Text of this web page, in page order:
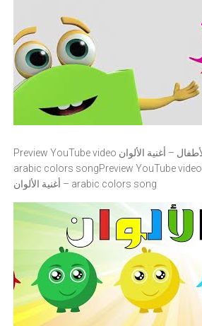
Preview YouTube video أنشودة الألوان للأطفال – أغنية الألوان –
arabic colors songPreview YouTube video أنشودة الألوان للأطفال –
أغنية الألوان – arabic colors song